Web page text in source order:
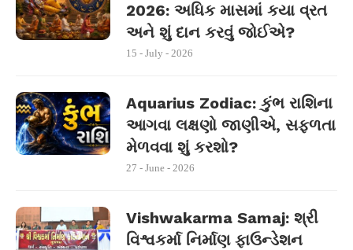
2026: અધિક માસમાં કયા વ્રત
અને શું દાન કરવું જોઈએ?
15 - July - 2026
Aquarius Zodiac: કુંભ રાશિના
આગવા લક્ષણો જાણીએ, સફળતા
મેળવવા શું કરશો?
27 - June - 2026
Vishwakarma Samaj: શ્રી
વિશ્વકર્મા નિર્માણ ફાઉન્ડેશન